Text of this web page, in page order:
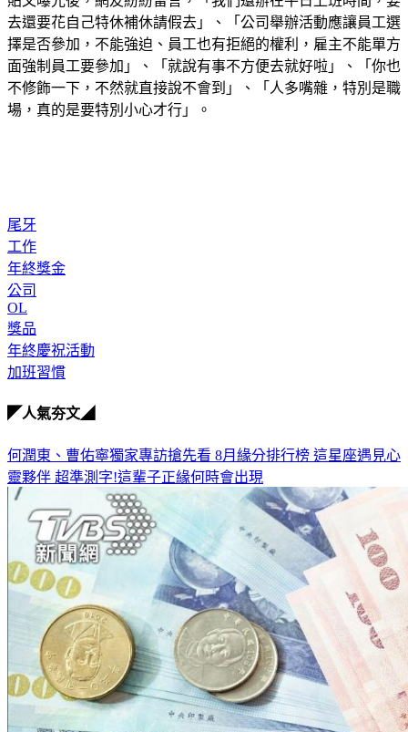
去還要花自己特休補休請假去」、「公司舉辦活動應讓員工選
擇是否參加，不能強迫、員工也有拒絕的權利，雇主不能單方
面強制員工要參加」、「就說有事不方便去就好啦」、「你也
不修飾一下，不然就直接說不會到」、「人多嘴雜，特別是職
場，真的是要特別小心才行」。
尾牙
工作
年終獎金
公司
OL
獎品
年終慶祝活動
加班習慣
◤人氣夯文◢
何潤東、曹佑寧獨家專訪搶先看 8月緣分排行榜 這星座遇見心
靈夥伴 超準測字!這輩子正緣何時會出現